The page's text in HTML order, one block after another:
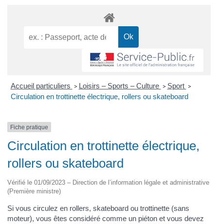
Accueil particuliers > Loisirs – Sports – Culture > Sport >
Circulation en trottinette électrique, rollers ou skateboard
Fiche pratique
Circulation en trottinette électrique,
rollers ou skateboard
Vérifié le 01/09/2023 – Direction de l’information légale et administrative
(Première ministre)
Si vous circulez en rollers, skateboard ou trottinette (sans
moteur), vous êtes considéré comme un piéton et vous devez